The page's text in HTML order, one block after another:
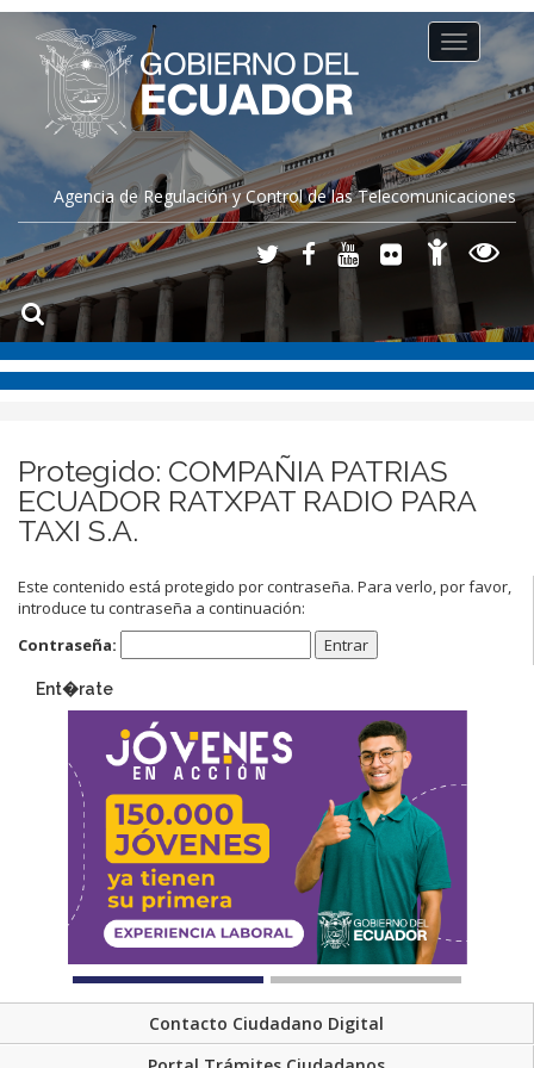
Agencia de Regulación y Control de las Telecomunicaciones
Toggle
navigation
Protegido: COMPAÑIA PATRIAS
ECUADOR RATXPAT RADIO PARA
TAXI S.A.
Este contenido está protegido por contraseña. Para verlo, por favor,
introduce tu contraseña a continuación:
Contraseña:
Ent�rate
Contacto Ciudadano Digital